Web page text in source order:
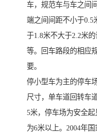
车，规范车与车之间
端之间间距不小于0.5
于1.8米不大于2.2米
等。回车路段的相应
要。
停小型车为主的停车
尺寸，单车道回转车
5米，停车场为安全
为6米以上。2004年